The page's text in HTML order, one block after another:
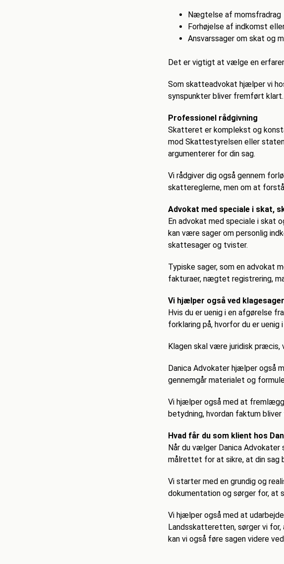
Nægtelse af momsfradrag
Forhøjelse af indkomst
Ansvarssager om skat og
Det er vigtigt at vælge en
Som skatteadvokat hjælper vi
synspunkter bliver fremført klart.
Professionel rådgivning
Skatteret er komplekst og
mod Skattestyrelsen eller
argumenterer for din sag.
Vi rådgiver dig også gennem
skattereglerne, men om at
Advokat med speciale i skat,
En advokat med speciale i skat
kan være sager om personlig
skattesager og tvister.
Typiske sager, som en advokat
fakturaer, nægtet registrering,
Vi hjælper også ved klagesager
Hvis du er uenig i en afgørelse
forklaring på, hvorfor du er uenig
Klagen skal være juridisk
Danica Advokater hjælper også
gennemgår materialet og
Vi hjælper også med at
betydning, hvordan faktum
Hvad får du som klient hos
Når du vælger Danica Advokater
målrettet for at sikre, at din sag
Vi starter med en grundig og
dokumentation og sørger for, at
Vi hjælper også med at
Landsskatteretten, sørger vi
kan vi også føre sagen videre